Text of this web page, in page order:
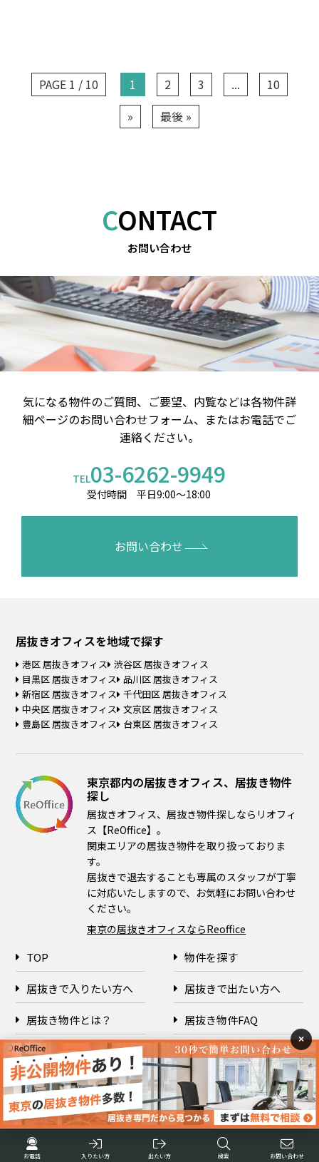
PAGE 1 / 10 1 2 3 ...
10
»
最後 »
CONTACT
お問い合わせ
気になる物件のご質問、ご要望、内覧などは各物件詳
細ページのお問い合わせフォーム、またはお電話でご
連絡ください。
TEL03-6262-9949
受付時間 平日9:00～18:00
お問い合わせ
居抜きオフィスを地域で探す
港区 居抜きオフィス 渋谷区 居抜きオフィス
目黒区 居抜きオフィス 品川区 居抜きオフィス
新宿区 居抜きオフィス 千代田区 居抜きオフィス
中央区 居抜きオフィス 文京区 居抜きオフィス
豊島区 居抜きオフィス 台東区 居抜きオフィス
東京都内の居抜きオフィス、居抜き物件
探し
居抜きオフィス、居抜き物件探しならリオフィ
ス【ReOffice】。
関東エリアの居抜き物件を取り扱っておりま
す。
居抜きで退去することも専属のスタッフが丁寧
に対応いたしますので、お気軽にお問い合わせ
ください。
東京の居抜きオフィスならReoffice
TOP 物件を探す
居抜きで入りたい方へ 居抜きで出たい方へ
居抜き物件とは？ 居抜き物件FAQ
企業情報 プライバシーポリシー
Copyright © 2026 ReOffice All rights reserved.
お電話 入りたい方 出たい方 検索 お問い合わせ
×